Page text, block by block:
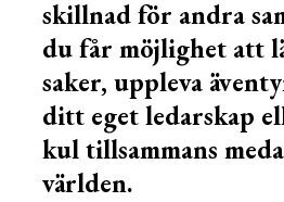
skillnad för andra
du får möjlighet att
saker, uppleva
ditt eget ledarskap
kul tillsammans
världen.